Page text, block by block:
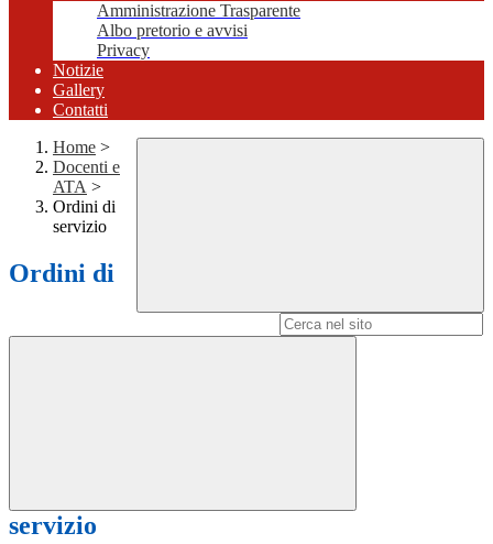
Amministrazione Trasparente
Albo pretorio e avvisi
Privacy
Notizie
Gallery
Contatti
Home >
Docenti e
ATA >
Ordini di
servizio
Ordini di
servizio